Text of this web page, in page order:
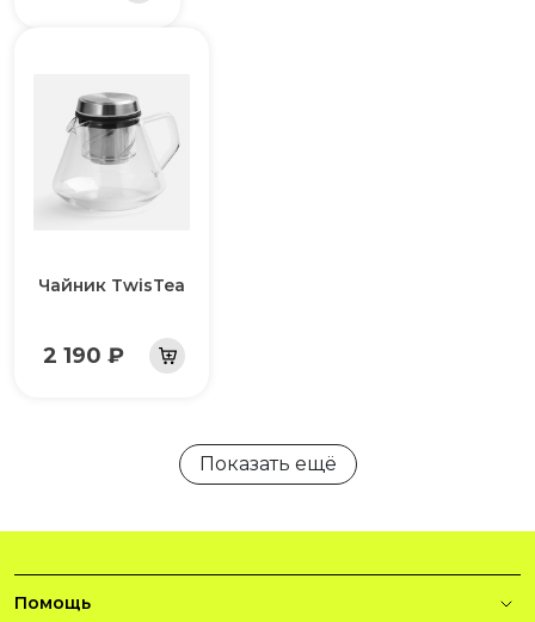
Чайник TwisTea
2 190 ₽
Показать ещё
Помощь